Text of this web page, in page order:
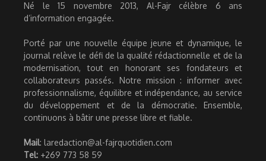
Né le 15 novembre 2013, Al-Fajr célèbre 6 ans
d’information engagée.
Porté par une nouvelle équipe jeune et dynamique, le
journal relève le défi de la qualité rédactionnelle et de la
modernisation, tout en honorant ses fondateurs et
collaborateurs passés. Notre mission : informer avec
professionnalisme, équilibre et indépendance, au service
du développement et de la démocratie. Ensemble,
continuons à bâtir une presse libre et fiable.
Mail: laredaction@al-fajrquotidien.com
Tel: +269 773 58 59